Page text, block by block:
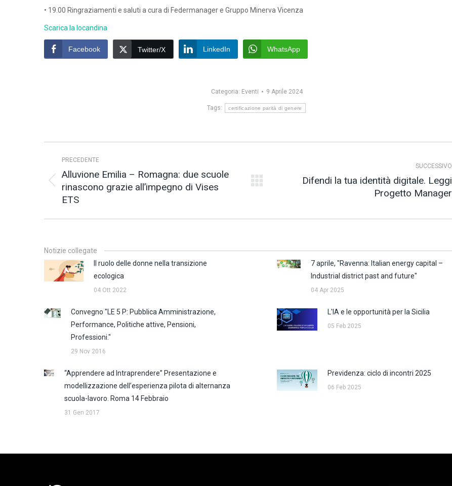
• 19.00 Ringraziamenti e saluti a cura di Federmanager e Gruppo Minerva Vicenza
Scarica la locandina
Facebook Twitter/X LinkedIn WhatsApp
Categoria: Eventi 9 Aprile 2024
Tags: certificazione parità di genere
post
PRECEDENTE
Post
precedente:
Alluvione Emilia – Romagna: due scuole
rinascono grazie all’impegno di Vises
ETS
SUCCESSIVO
ProssimoDifendi la tua identità digitale. Leggi
Progetto Manager
Notizie collegate
Il ruolo delle donne nella transizione
ecologica
04 Ott 2022
7 aprile, "Ravenna: Italian energy capital –
Industrial district past and future"
04 Apr 2025
Convegno "LE 5 P: Pubblica Amministrazione,
Performance, Politiche attive, Pensioni,
Professioni."
29 Nov 2016
L'IA e le opportunità per la Sicilia
05 Feb 2025
“Apprendere ad Intraprendere” Presentazione e
modellizzazione dell’esperienza pilota di alternanza
scuola-lavoro. Roma 14 Febbraio
31 Gen 2017
Previdenza: ciclo di incontri 2025
06 Feb 2025